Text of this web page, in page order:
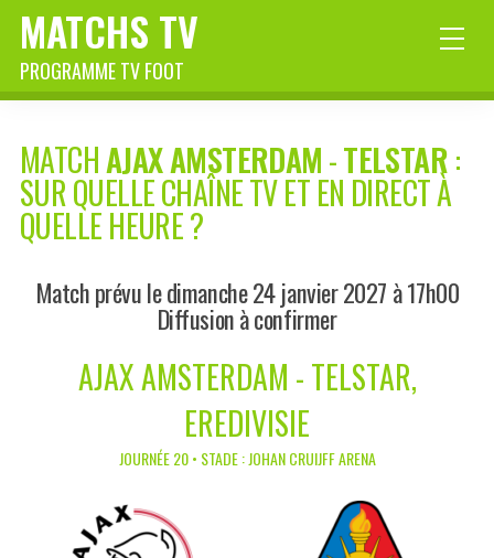
MATCHS TV
PROGRAMME TV FOOT
MATCHAJAX AMSTERDAM-TELSTAR:
SUR QUELLE CHAÎNE TV ET EN DIRECT À
QUELLE HEURE ?
Match prévu le dimanche 24 janvier 2027 à 17h00
Diffusion à confirmer
AJAX AMSTERDAM - TELSTAR,
EREDIVISIE
JOURNÉE 20 • STADE : JOHAN CRUIJFF ARENA